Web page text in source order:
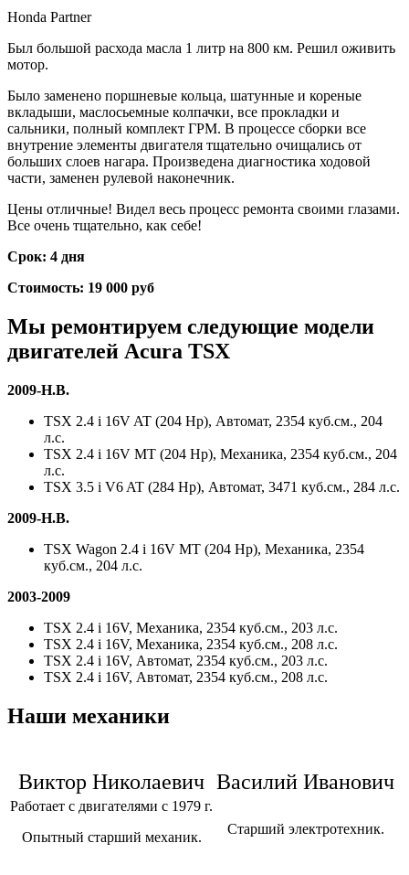
Honda Partner
Был большой расхода масла 1 литр на 800 км. Решил оживить
мотор.
Было заменено поршневые кольца, шатунные и кореные
вкладыши, маслосьемные колпачки, все прокладки и
сальники, полный комплект ГРМ. В процессе сборки все
внутрение элементы двигателя тщательно очищались от
больших слоев нагара. Произведена диагностика ходовой
части, заменен рулевой наконечник.
Цены отличные! Видел весь процесс ремонта своими глазами.
Все очень тщательно, как себе!
Срок: 4 дня
Стоимость: 19 000 руб
Мы ремонтируем следующие модели
двигателей Acura TSX
2009-Н.В.
TSX 2.4 i 16V AT (204 Hp), Автомат, 2354 куб.см., 204
л.с.
TSX 2.4 i 16V MT (204 Hp), Механика, 2354 куб.см., 204
л.с.
TSX 3.5 i V6 AT (284 Hp), Автомат, 3471 куб.см., 284 л.с.
2009-Н.В.
TSX Wagon 2.4 i 16V MT (204 Hp), Механика, 2354
куб.см., 204 л.с.
2003-2009
TSX 2.4 i 16V, Механика, 2354 куб.см., 203 л.с.
TSX 2.4 i 16V, Механика, 2354 куб.см., 208 л.с.
TSX 2.4 i 16V, Автомат, 2354 куб.см., 203 л.с.
TSX 2.4 i 16V, Автомат, 2354 куб.см., 208 л.с.
Наши механики
Виктор Николаевич Василий Иванович
Работает с двигателями с 1979 г.
Опытный старший механик.
Старший электротехник.